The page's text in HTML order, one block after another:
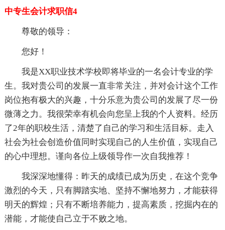
中专生会计求职信4
尊敬的领导：
您好！
我是XX职业技术学校即将毕业的一名会计专业的学
生。我对贵公司的发展一直非常关注，并对会计这个工作
岗位抱有极大的兴趣，十分乐意为贵公司的发展了尽一份
微薄之力。我很荣幸有机会向您呈上我的个人资料。经历
了2年的职校生活，清楚了自己的学习和生活目标。走入
社会为社会创造价值同时实现自己的人生价值，实现自己
的心中理想。谨向各位上级领导作一次自我推荐！
我深深地懂得：昨天的成绩已成为历史，在这个竞争
激烈的今天，只有脚踏实地、坚持不懈地努力，才能获得
明天的辉煌；只有不断培养能力，提高素质，挖掘内在的
潜能，才能使自己立于不败之地。